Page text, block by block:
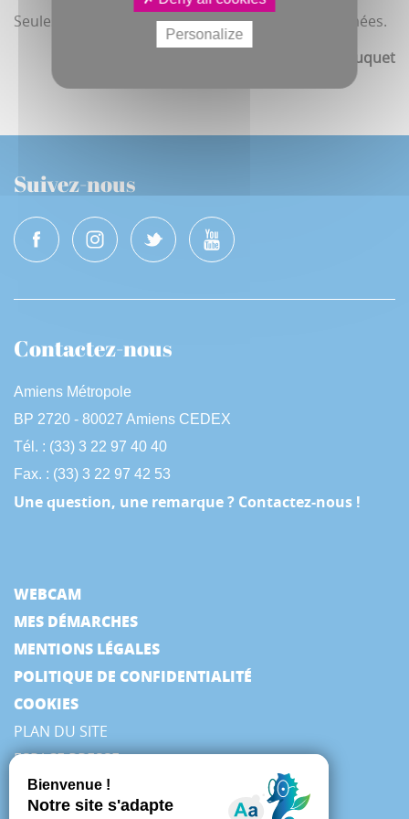
Seules sept vraies places (sur 168) seront supprimées.
Jean-Christophe Fouquet
Suivez-nous
Contactez-nous
Amiens Métropole
BP 2720 - 80027 Amiens CEDEX
Tél. : (33) 3 22 97 40 40
Fax. : (33) 3 22 97 42 53
Une question, une remarque ? Contactez-nous !
WEBCAM
MES DÉMARCHES
MENTIONS LÉGALES
POLITIQUE DE CONFIDENTIALITÉ
COOKIES
PLAN DU SITE
ESPACE PRESSE
Personalize